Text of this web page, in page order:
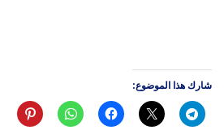
شارك هذا الموضوع: